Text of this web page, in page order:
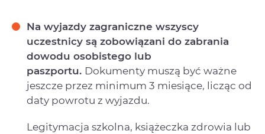
Na wyjazdy zagraniczne wszyscy
uczestnicy są zobowiązani do zabrania
dowodu osobistego lub
paszportu. Dokumenty muszą być ważne
jeszcze przez minimum 3 miesiące, licząc od
daty powrotu z wyjazdu.
Legitymacja szkolna, książeczka zdrowia lub